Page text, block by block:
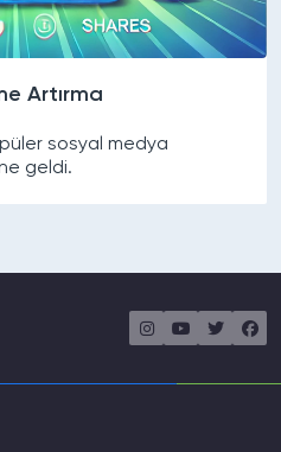
Artırma
sosyal medya
geldi.